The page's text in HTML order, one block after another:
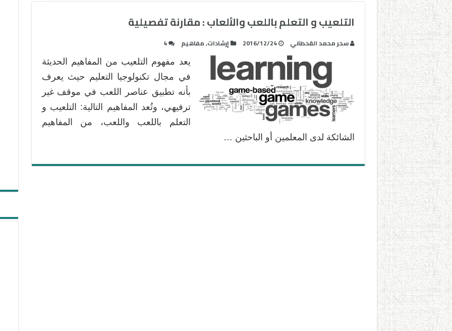
التلعيب و التعلم باللعب والألعاب : مقارنة تفصيلية
سحر محمد القحطاني 2016/12/24 إرشادات,مفاهيم 4
يعد مفهوم التلعيب من المفاهيم الحديثة
في مجال تكنولوجيا التعليم حيث يعرف
بأنه تطبيق عناصر اللعب في موقف غير
ترفيهي، وتُعد المفاهيم التالية: التلعيب و
التعلم باللعب واللعب، من المفاهيم
الشائكة لدى المعلمين أو الباحثين …